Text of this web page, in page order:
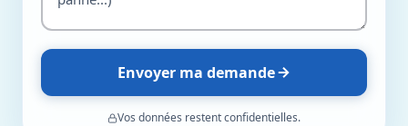
Envoyer ma demande
Vos données restent confidentielles.